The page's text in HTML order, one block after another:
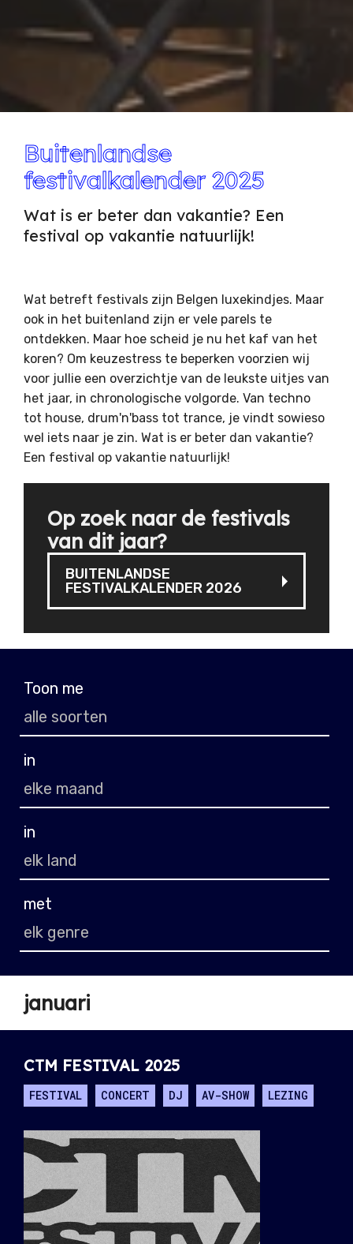
Buitenlandse
festivalkalender 2025
Wat is er beter dan vakantie? Een
festival op vakantie natuurlijk!
Wat betreft festivals zijn Belgen luxekindjes. Maar
ook in het buitenland zijn er vele parels te
ontdekken. Maar hoe scheid je nu het kaf van het
koren? Om keuzestress te beperken voorzien wij
voor jullie een overzichtje van de leukste uitjes van
het jaar, in chronologische volgorde. Van techno
tot house, drum'n'bass tot trance, je vindt sowieso
wel iets naar je zin. Wat is er beter dan vakantie?
Een festival op vakantie natuurlijk!
Op zoek naar de festivals
van dit jaar?
BUITENLANDSE
FESTIVALKALENDER 2026
Toon me
in
in
met
januari
CTM FESTIVAL 2025
FESTIVAL CONCERT DJ AV-SHOW LEZING